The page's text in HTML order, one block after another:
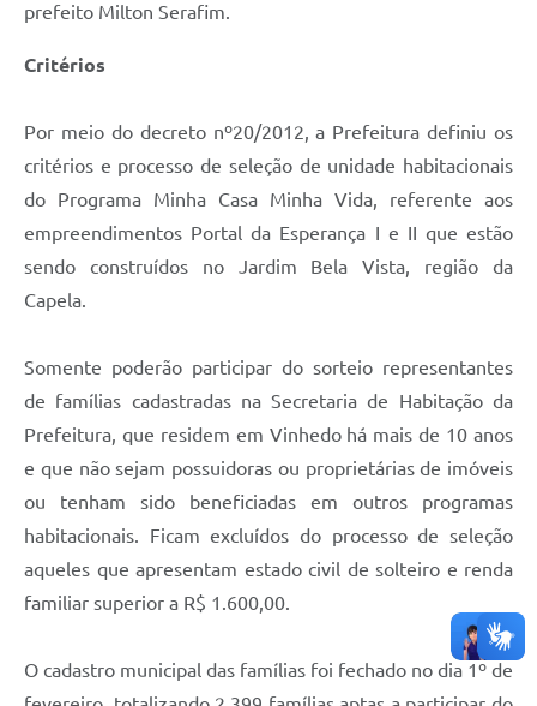
prefeito Milton Serafim.
Critérios
Por meio do decreto nº20/2012, a Prefeitura definiu os
critérios e processo de seleção de unidade habitacionais
do Programa Minha Casa Minha Vida, referente aos
empreendimentos Portal da Esperança I e II que estão
sendo construídos no Jardim Bela Vista, região da
Capela.
Somente poderão participar do sorteio representantes
de famílias cadastradas na Secretaria de Habitação da
Prefeitura, que residem em Vinhedo há mais de 10 anos
e que não sejam possuidoras ou proprietárias de imóveis
ou tenham sido beneficiadas em outros programas
habitacionais. Ficam excluídos do processo de seleção
aqueles que apresentam estado civil de solteiro e renda
familiar superior a R$ 1.600,00.
O cadastro municipal das famílias foi fechado no dia 1º de